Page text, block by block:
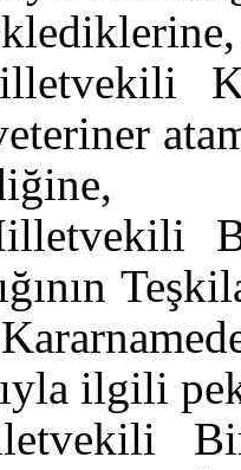
ilgili